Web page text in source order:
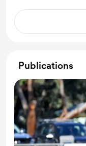
Publications